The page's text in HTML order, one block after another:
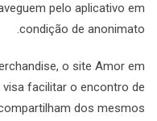
pelo aplicativo em
condição de anonimato.
o site Amor em
facilitar o encontro de
dos mesmos